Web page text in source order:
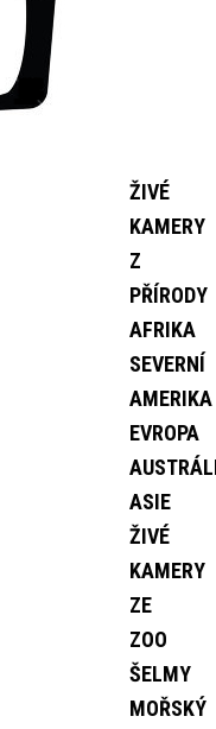
ŽIVÉ
KAMERY
Z
PŘÍRODY
AFRIKA
SEVERNÍ
AMERIKA
EVROPA
ASIE
ŽIVÉ
KAMERY
ZE
ZOO
ŠELMY
MOŘSKÝ